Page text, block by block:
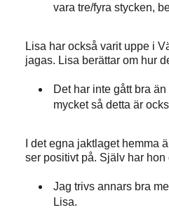
vara tre/fyra stycken,
Lisa har också varit uppe i
jagas. Lisa berättar om hur
Det har inte gått bra
mycket så detta är
I det egna jaktlaget hemma
ser positivt på. Själv har
Jag trivs annars bra
Lisa.